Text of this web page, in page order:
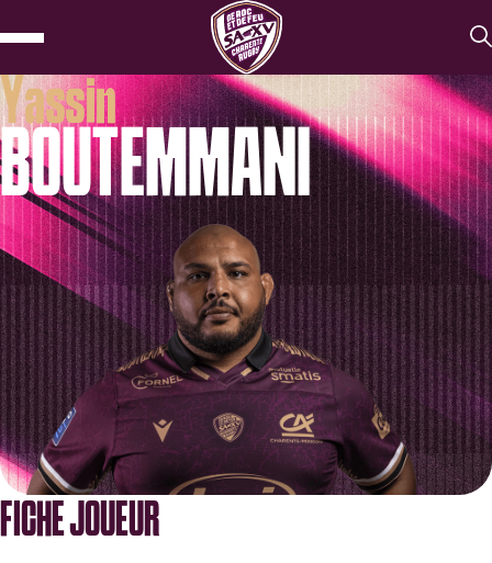
Yassin
BOUTEMMANI
FICHE JOUEUR